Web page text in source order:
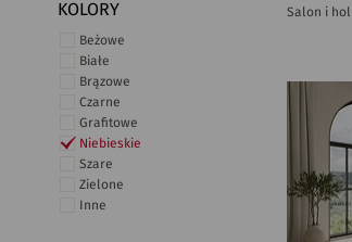
KOLORY
Beżowe
Białe
Brązowe
Czarne
Grafitowe
Niebieskie
Szare
Zielone
Inne
Salon i hol